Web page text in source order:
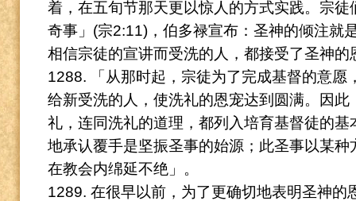
着，在五旬节那天更以惊人的方式实践。 宗徒
奇事」(宗2:11)，伯多禄宣布：圣神的倾注就
相信宗徒的宣讲而受洗的人，都接受了圣神的
1288. 「从那时起，宗徒为了完成基督的意愿
给新受洗的人，使洗礼的恩宠达到圆满。因此
礼，连同洗礼的道理，都列入培育基督徒的
地承认覆手是坚振圣事的始源；此圣事以某种
在教会内绵延不绝」。
1289. 在很早以前，为了更确切地表明圣神的